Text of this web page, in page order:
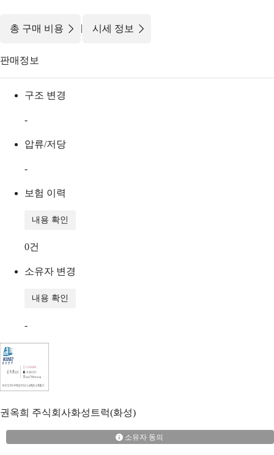
총 구매 비용 | 시세 정보
판매정보
구조 변경
-
압류/저당
-
보험 이력
내용 확인
0건
소유자 변경
내용 확인
-
권옥희 주식회사화성트럭(화성)
소유자 동의